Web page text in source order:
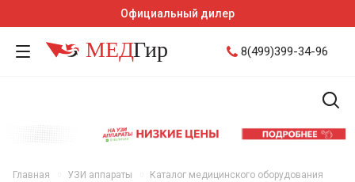
Официальный дилер
8(499)399-34-96
Главная УЗИ аппараты Каталог медицинского оборудования